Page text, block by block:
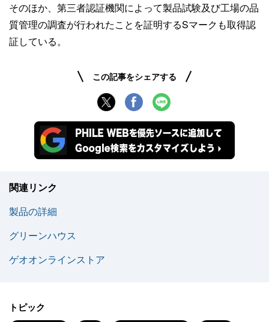
そのほか、第三者認証機関によって製品試験及び工場の品
質管理の調査が行われたことを証明するSマークも取得認
証している。
この記事をシェアする
関連リンク
製品の詳細
グリーンハウス
ゲオオンラインストア
トピック